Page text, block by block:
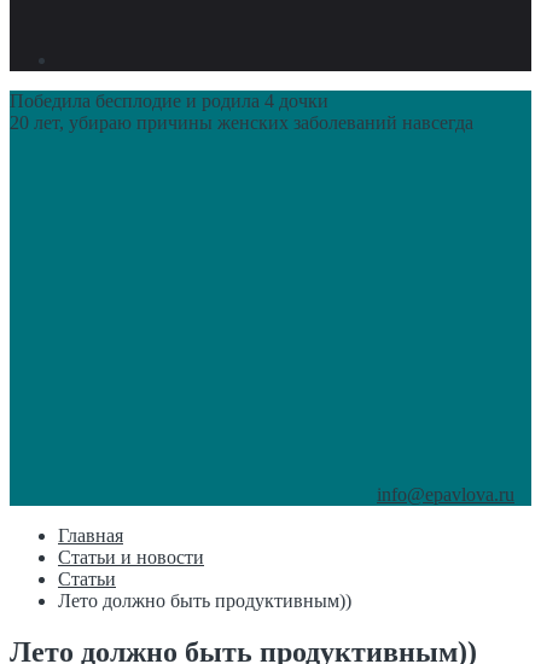
Победила бесплодие и родила 4 дочки
20 лет, убираю причины женских заболеваний навсегда
info@epavlova.ru
Главная
Статьи и новости
Статьи
Лето должно быть продуктивным))
Лето должно быть продуктивным))